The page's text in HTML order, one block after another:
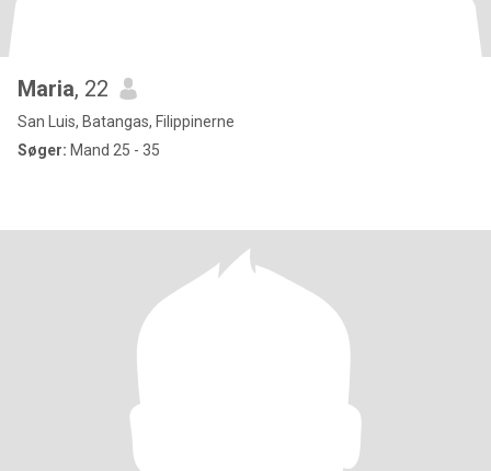
Maria, 22
San Luis, Batangas, Filippinerne
Søger: Mand 25 - 35